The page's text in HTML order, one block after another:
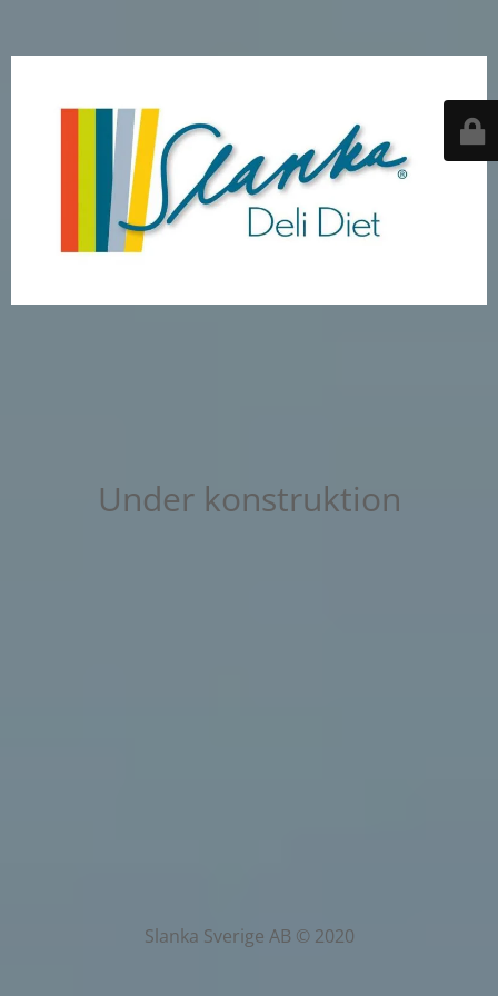
Under konstruktion
Slanka Sverige AB © 2020